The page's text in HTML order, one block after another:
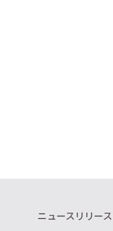
ニュースリリース